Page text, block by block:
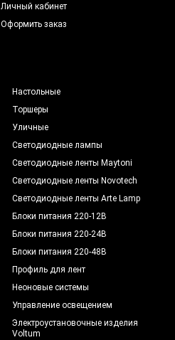
Личный кабинет
Оформить заказ
Настольные
Торшеры
Уличные
Светодиодные лампы
Светодиодные ленты Maytoni
Светодиодные ленты Novotech
Светодиодные ленты Arte Lamp
Блоки питания 220-12В
Блоки питания 220-24В
Блоки питания 220-48В
Профиль для лент
Неоновые системы
Управление освещением
Электроустановочные изделия
Voltum